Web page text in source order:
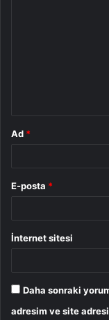
Ad *
E-posta *
İnternet sitesi
Daha sonraki
adresim ve site